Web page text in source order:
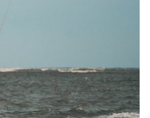
40
ans